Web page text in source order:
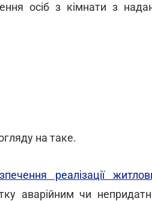
осіб з кімнати з
на таке.
реалізації
аварійним чи